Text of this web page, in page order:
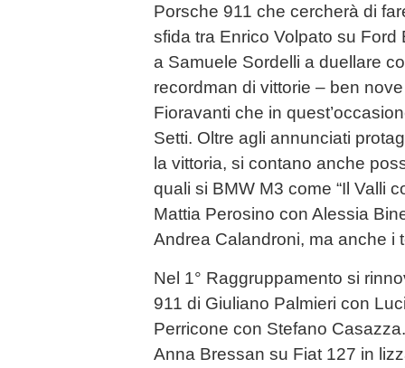
Porsche 911 che cercherà di
sfida tra Enrico Volpato su
a Samuele Sordelli a duellare
recordman di vittorie – ben
Fioravanti che in
Setti. Oltre agli annunciati
la vittoria, si contano anche
quali si BMW M3 come “Il Valli
Mattia Perosino con Alessia
Andrea Calandroni, ma anche i
Nel 1° Raggruppamento si
911 di Giuliano Palmieri con
Perricone con Stefano
Anna Bressan su Fiat 127 in